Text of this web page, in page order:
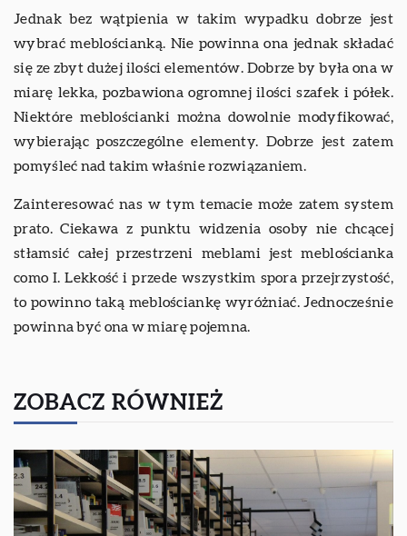
Jednak bez wątpienia w takim wypadku dobrze jest
wybrać meblościanką. Nie powinna ona jednak składać
się ze zbyt dużej ilości elementów. Dobrze by była ona w
miarę lekka, pozbawiona ogromnej ilości szafek i półek.
Niektóre meblościanki można dowolnie modyfikować,
wybierając poszczególne elementy. Dobrze jest zatem
pomyśleć nad takim właśnie rozwiązaniem.
Zainteresować nas w tym temacie może zatem system
prato. Ciekawa z punktu widzenia osoby nie chcącej
stłamsić całej przestrzeni meblami jest meblościanka
como I. Lekkość i przede wszystkim spora przejrzystość,
to powinno taką meblościankę wyróżniać. Jednocześnie
powinna być ona w miarę pojemna.
ZOBACZ RÓWNIEŻ